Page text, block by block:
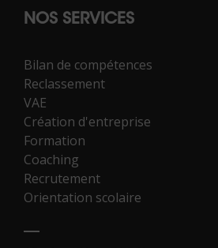
NOS SERVICES
Bilan de compétences
Reclassement
VAE
Création d'entreprise
Formation
Coaching
Recrutement
Orientation scolaire